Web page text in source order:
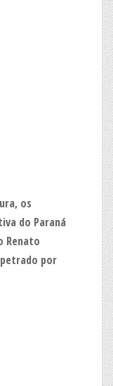
os
do Paraná
Renato
por